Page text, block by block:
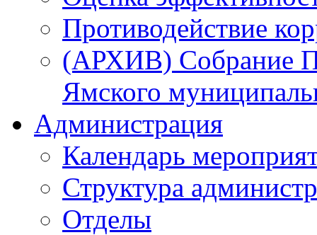
Противодействие
(АРХИВ) Собрание
Ямского
Администрация
Календарь
Структура
Отделы